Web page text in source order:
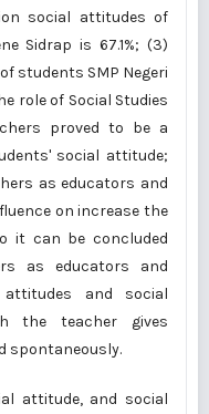
social attitudes of
Sidrap is 67.1%; (3)
students SMP Negeri
role of Social Studies
proved to be a
social attitude;
as educators and
on increase the
it can be concluded
as educators and
and social
the teacher gives
spontaneously.
attitude, and social